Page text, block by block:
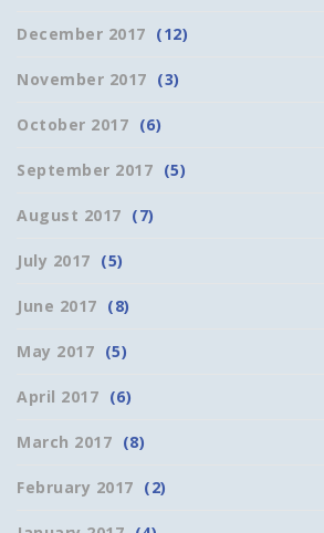
December 2017 (12)
November 2017 (3)
October 2017 (6)
September 2017 (5)
August 2017 (7)
July 2017 (5)
June 2017 (8)
May 2017 (5)
April 2017 (6)
March 2017 (8)
February 2017 (2)